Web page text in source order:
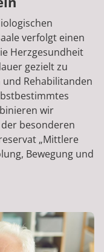
verfolgt einen
Herzgesundheit
gezielt zu
Rehabilitanden
wir
besonderen
„Mittlere
Bewegung und